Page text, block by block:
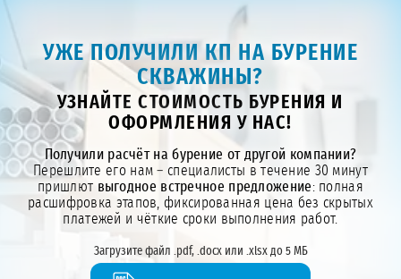
УЖЕ ПОЛУЧИЛИ КП НА БУРЕНИЕ
СКВАЖИНЫ?
УЗНАЙТЕ СТОИМОСТЬ БУРЕНИЯ И
ОФОРМЛЕНИЯ У НАС!
Получили расчёт на бурение от другой компании?
Перешлите его нам – специалисты в течение 30 минут
пришлют выгодное встречное предложение: полная
расшифровка этапов, фиксированная цена без скрытых
платежей и чёткие сроки выполнения работ.
Загрузите файл .pdf, .docx или .xlsx до 5 МБ